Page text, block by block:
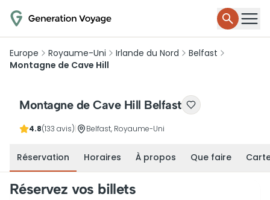
Europe Royaume-Uni Irlande du Nord
Belfast
Montagne de Cave Hill
Montagne de Cave Hill Belfast
4.8(133 avis) Belfast, Royaume-Uni
Réservation Horaires À propos Que faire
Réservez vos billets